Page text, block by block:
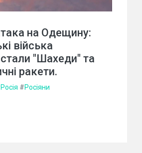
на Одещину:
війська
"Шахеди" та
ракети.
Росія #Росіяни